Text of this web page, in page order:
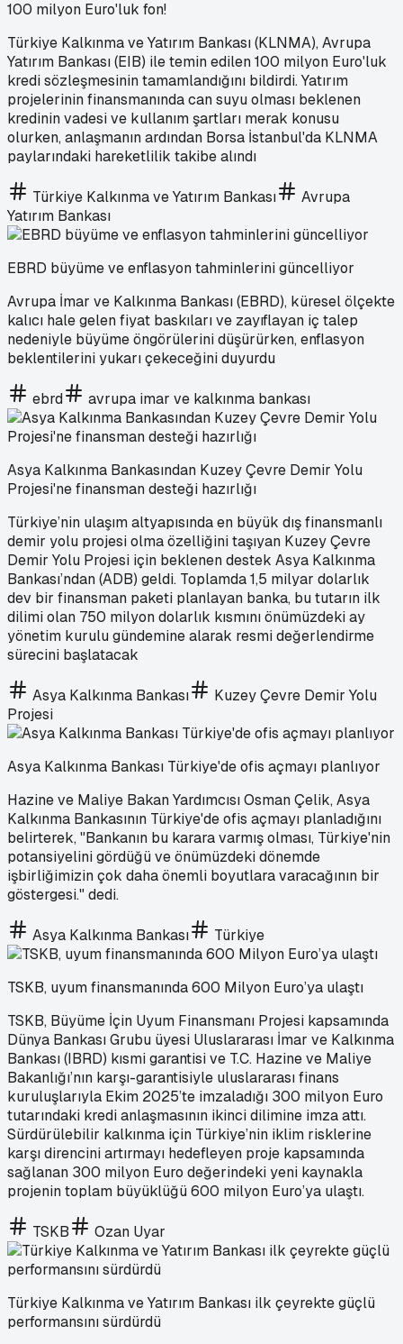
100 milyon Euro'luk fon!
Türkiye Kalkınma ve Yatırım Bankası (KLNMA), Avrupa
Yatırım Bankası (EIB) ile temin edilen 100 milyon Euro'luk
kredi sözleşmesinin tamamlandığını bildirdi. Yatırım
projelerinin finansmanında can suyu olması beklenen
kredinin vadesi ve kullanım şartları merak konusu
olurken, anlaşmanın ardından Borsa İstanbul'da KLNMA
paylarındaki hareketlilik takibe alındı
Türkiye Kalkınma ve Yatırım Bankası
Avrupa
Yatırım Bankası
EBRD büyüme ve enflasyon tahminlerini güncelliyor
Avrupa İmar ve Kalkınma Bankası (EBRD), küresel ölçekte
kalıcı hale gelen fiyat baskıları ve zayıflayan iç talep
nedeniyle büyüme öngörülerini düşürürken, enflasyon
beklentilerini yukarı çekeceğini duyurdu
ebrd avrupa imar ve kalkınma bankası
Asya Kalkınma Bankasından Kuzey Çevre Demir Yolu
Projesi'ne finansman desteği hazırlığı
Türkiye’nin ulaşım altyapısında en büyük dış finansmanlı
demir yolu projesi olma özelliğini taşıyan Kuzey Çevre
Demir Yolu Projesi için beklenen destek Asya Kalkınma
Bankası’ndan (ADB) geldi. Toplamda 1,5 milyar dolarlık
dev bir finansman paketi planlayan banka, bu tutarın ilk
dilimi olan 750 milyon dolarlık kısmını önümüzdeki ay
yönetim kurulu gündemine alarak resmi değerlendirme
sürecini başlatacak
Asya Kalkınma Bankası
Kuzey Çevre Demir Yolu
Projesi
Asya Kalkınma Bankası Türkiye'de ofis açmayı planlıyor
Hazine ve Maliye Bakan Yardımcısı Osman Çelik, Asya
Kalkınma Bankasının Türkiye'de ofis açmayı planladığını
belirterek, "Bankanın bu karara varmış olması, Türkiye'nin
potansiyelini gördüğü ve önümüzdeki dönemde
işbirliğimizin çok daha önemli boyutlara varacağının bir
göstergesi." dedi.
Asya Kalkınma Bankası Türkiye
TSKB, uyum finansmanında 600 Milyon Euro’ya ulaştı
TSKB, Büyüme İçin Uyum Finansmanı Projesi kapsamında
Dünya Bankası Grubu üyesi Uluslararası İmar ve Kalkınma
Bankası (IBRD) kısmi garantisi ve T.C. Hazine ve Maliye
Bakanlığı’nın karşı-garantisiyle uluslararası finans
kuruluşlarıyla Ekim 2025’te imzaladığı 300 milyon Euro
tutarındaki kredi anlaşmasının ikinci dilimine imza attı.
Sürdürülebilir kalkınma için Türkiye’nin iklim risklerine
karşı direncini artırmayı hedefleyen proje kapsamında
sağlanan 300 milyon Euro değerindeki yeni kaynakla
projenin toplam büyüklüğü 600 milyon Euro’ya ulaştı.
TSKB Ozan Uyar
Türkiye Kalkınma ve Yatırım Bankası ilk çeyrekte güçlü
performansını sürdürdü